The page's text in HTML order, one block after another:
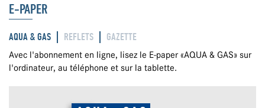
E-PAPER
AQUA & GAS REFLETS GAZETTE
Avec l'abonnement en ligne, lisez le E-paper «AQUA & GAS» sur
l'ordinateur, au téléphone et sur la tablette.